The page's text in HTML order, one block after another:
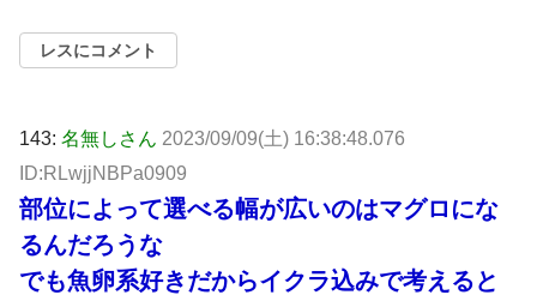
レスにコメント
143: 名無しさん 2023/09/09(土) 16:38:48.076
ID:RLwjjNBPa0909
部位によって選べる幅が広いのはマグロにな
るんだろうな
でも魚卵系好きだからイクラ込みで考えると